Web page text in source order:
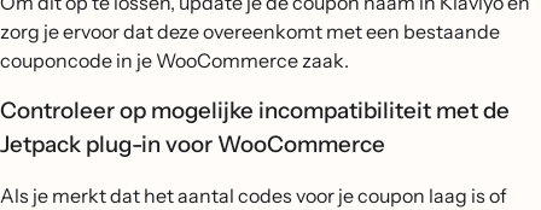
zorg je ervoor dat deze overeenkomt met een bestaande
couponcode in je WooCommerce zaak.
Controleer op mogelijke incompatibiliteit met de
Jetpack plug-in voor WooCommerce
Als je merkt dat het aantal codes voor je coupon laag is of